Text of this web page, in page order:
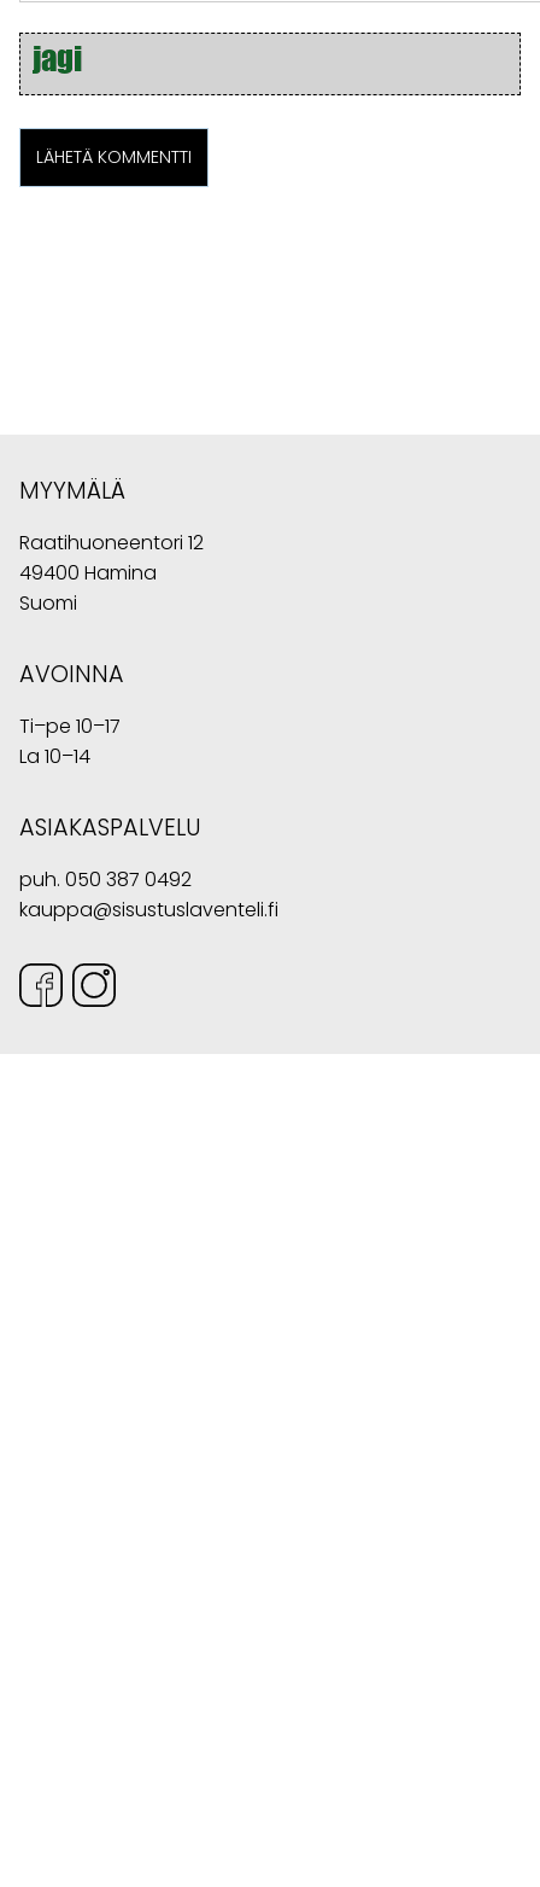
MYYMÄLÄ
Raatihuoneentori 12
49400 Hamina
Suomi
AVOINNA
Ti–pe 10–17
La 10–14
ASIAKASPALVELU
puh. 050 387 0492
kauppa@sisustuslaventeli.fi